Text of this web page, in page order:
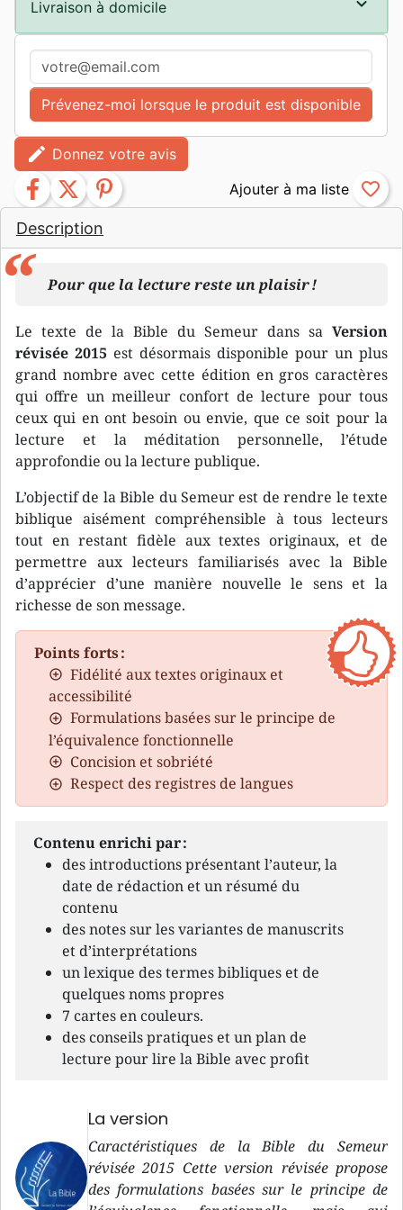
Description
Pour que la lecture reste un plaisir !
Le texte de la Bible du Semeur dans sa Version
révisée 2015 est désormais disponible pour un plus
grand nombre avec cette édition en gros caractères
qui offre un meilleur confort de lecture pour tous
ceux qui en ont besoin ou envie, que ce soit pour la
lecture et la méditation personnelle, l’étude
approfondie ou la lecture publique.
L’objectif de la Bible du Semeur est de rendre le texte
biblique aisément compréhensible à tous lecteurs
tout en restant fidèle aux textes originaux, et de
permettre aux lecteurs familiarisés avec la Bible
d’apprécier d’une manière nouvelle le sens et la
richesse de son message.
Points forts :
Fidélité aux textes originaux et
accessibilité
Formulations basées sur le principe de
l’équivalence fonctionnelle
Concision et sobriété
Respect des registres de langues
Contenu enrichi par :
des introductions présentant l’auteur, la
date de rédaction et un résumé du
contenu
des notes sur les variantes de manuscrits
et d’interprétations
un lexique des termes bibliques et de
quelques noms propres
7 cartes en couleurs.
des conseils pratiques et un plan de
lecture pour lire la Bible avec profit
La version
Caractéristiques de la Bible du Semeur
révisée 2015 Cette version révisée propose
des formulations basées sur le principe de
Livraison à domicile
Prévenez-moi lorsque le produit est disponible
edit Donnez votre avis
facebook twitter pinterest favorite_border